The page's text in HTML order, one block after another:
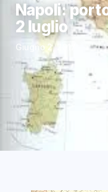
Napoli:
2 luglio
Giugno 2, 2017